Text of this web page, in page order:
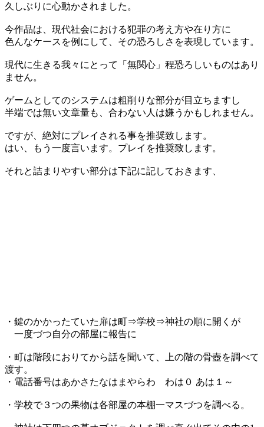
久しぶりに心動かされました。
今作品は、現代社会における犯罪の考え方や在り方に
色んなケースを例にして、その恐ろしさを表現しています。
現代に生きる我々にとって「無関心」程恐ろしいものはあり
ません。
ゲームとしてのシステムは粗削りな部分が目立ちますし
半端では無い文章量も、合わない人は嫌うかもしれません。
ですが、絶対にプレイされる事を推奨致します。
はい、もう一度言います。プレイを推奨致します。
それと詰まりやすい部分は下記に記しておきます、
・鍵のかかったていた扉は町⇒学校⇒神社の順に開くが
一度づつ自分の部屋に報告に
・町は階段におりてから話を聞いて、上の階の骨壺を調べて
渡す。
・電話番号はあかさたなはまやらわ わは０ あは１～
・学校で３つの果物は各部屋の本棚一マスづつを調べる。